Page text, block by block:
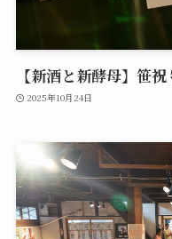
【新酒と新酵母】笹
2025年10月24日